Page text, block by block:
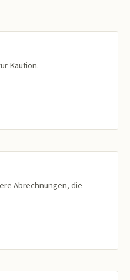
Kaution.
Abrechnungen, die